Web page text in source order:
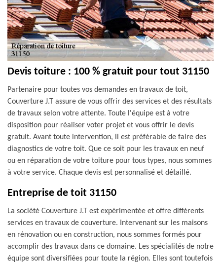
Devis toiture : 100 % gratuit pour tout 31150
Partenaire pour toutes vos demandes en travaux de toit,
Couverture J.T assure de vous offrir des services et des résultats
de travaux selon votre attente. Toute l'équipe est à votre
disposition pour réaliser voter projet et vous offrir le devis
gratuit. Avant toute intervention, il est préférable de faire des
diagnostics de votre toit. Que ce soit pour les travaux en neuf
ou en réparation de votre toiture pour tous types, nous sommes
à votre service. Chaque devis est personnalisé et détaillé.
Entreprise de toit 31150
La société Couverture J.T est expérimentée et offre différents
services en travaux de couverture. Intervenant sur les maisons
en rénovation ou en construction, nous sommes formés pour
accomplir des travaux dans ce domaine. Les spécialités de notre
équipe sont diversifiées pour toute la région. Elles sont toutefois